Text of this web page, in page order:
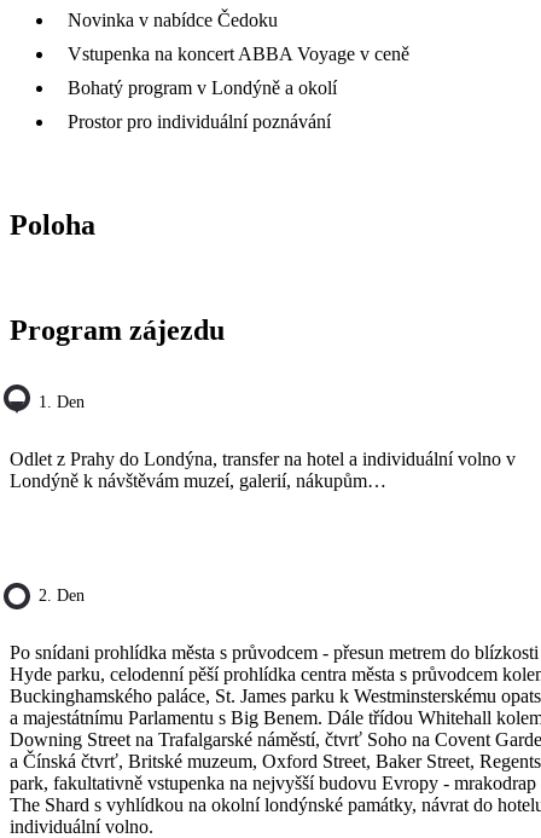
Novinka v nabídce Čedoku
Vstupenka na koncert ABBA Voyage v ceně
Bohatý program v Londýně a okolí
Prostor pro individuální poznávání
Poloha
Program zájezdu
1. Den
Odlet z Prahy do Londýna, transfer na hotel a individuální volno v
Londýně k návštěvám muzeí, galerií, nákupům…
2. Den
Po snídani prohlídka města s průvodcem - přesun metrem do blízkosti
Hyde parku, celodenní pěší prohlídka centra města s průvodcem
Buckinghamského paláce, St. James parku k Westminsterskému
a majestátnímu Parlamentu s Big Benem. Dále třídou Whitehall
Downing Street na Trafalgarské náměstí, čtvrť Soho na Covent
a Čínská čtvrť, Britské muzeum, Oxford Street, Baker Street, Regents
park, fakultativně vstupenka na nejvyšší budovu Evropy - mrakodrap
The Shard s vyhlídkou na okolní londýnské památky, návrat do
individuální volno.